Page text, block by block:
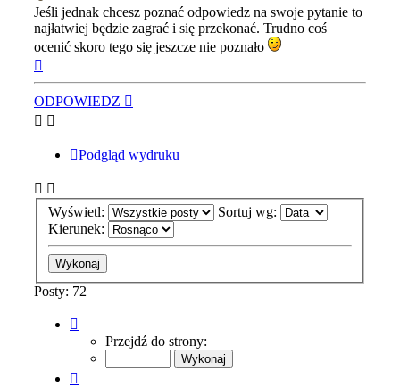
Jeśli jednak chcesz poznać odpowiedz na swoje pytanie to
najłatwiej będzie zagrać i się przekonać. Trudno coś
ocenić skoro tego się jeszcze nie poznało
ODPOWIEDZ
Podgląd wydruku
Wyświetl:
Sortuj wg:
Kierunek:
Posty: 72
Przejdź do strony: